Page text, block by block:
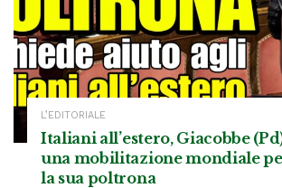
L’EDITORIALE
Italiani all’estero, Giacobbe
una mobilitazione mondiale
la sua poltrona